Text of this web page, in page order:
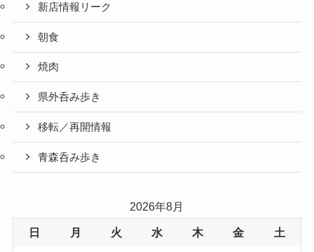
新店情報リーク
朝食
焼肉
県外呑み歩き
移転／再開情報
青森呑み歩き
2026年8月
日 月 火 水 木 金 土